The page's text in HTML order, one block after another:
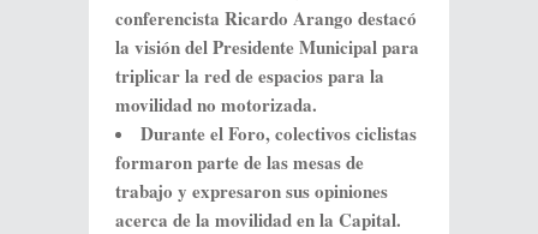
conferencista Ricardo Arango destacó
la visión del Presidente Municipal para
triplicar la red de espacios para la
movilidad no motorizada.
Durante el Foro, colectivos ciclistas
formaron parte de las mesas de
trabajo y expresaron sus opiniones
acerca de la movilidad en la Capital.